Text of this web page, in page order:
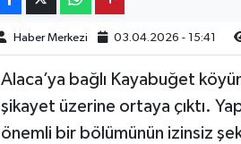
Haber Merkezi 03.04.2026 - 15:41
Alaca’ya bağlı Kayabuğet
şikayet üzerine ortaya çıktı.
önemli bir bölümünün izinsiz